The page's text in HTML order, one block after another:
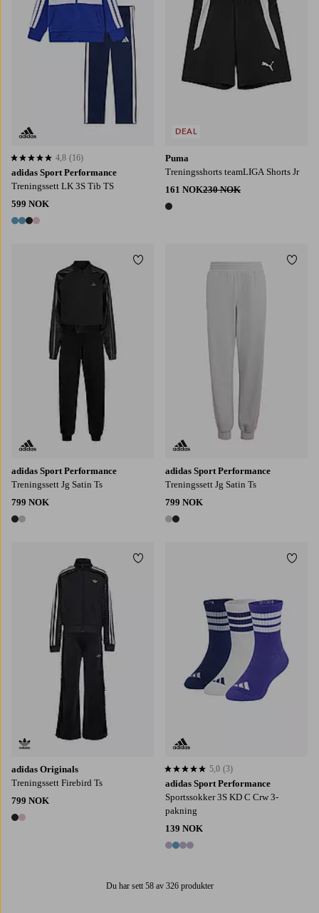
adidas Sport Performance
Treningssett LK 3S Tib TS
599 NOK
4 farger
4,8 basert på 16 karaktergivninger
4,8 (16)
Puma
Treningsshorts teamLIGA Shorts Jr
161 NOK230 NOK
1 farge
DEAL
adidas Sport Performance
Treningssett Jg Satin Ts
799 NOK
2 farger
Legg til favoritter
170
adidas Sport Performance
Treningssett Jg Satin Ts
799 NOK
2 farger
adidas Originals
Treningssett Firebird Ts
799 NOK
2 farger
Legg til favoritter
128
adidas Sport Performance
Sportssokker 3S KD C Crw 3-
pakning
139 NOK
4 farger
5,0 basert på 3 karaktergivninger
5,0 (3)
Du har sett 58 av 326 produkter